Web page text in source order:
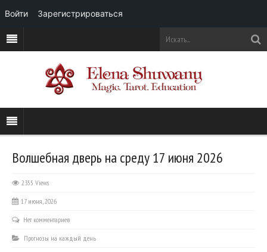
Волшебная дверь на среду 17 июня 2026
2355 Views
17 июня, 2026
Нет комментариев
Прогнозы на каждый день
Войти Зарегистрироваться